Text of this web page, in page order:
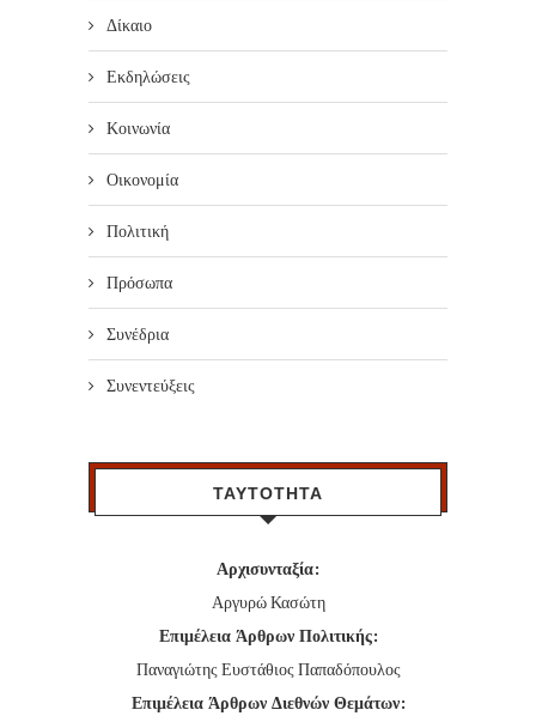
Δίκαιο
Εκδηλώσεις
Κοινωνία
Οικονομία
Πολιτική
Πρόσωπα
Συνέδρια
Συνεντεύξεις
ΤΑΥΤΟΤΗΤΑ
Αρχισυνταξία:
Αργυρώ Κασώτη
Επιμέλεια Άρθρων Πολιτικής:
Παναγιώτης Ευστάθιος Παπαδόπουλος
Επιμέλεια Άρθρων Διεθνών Θεμάτων: